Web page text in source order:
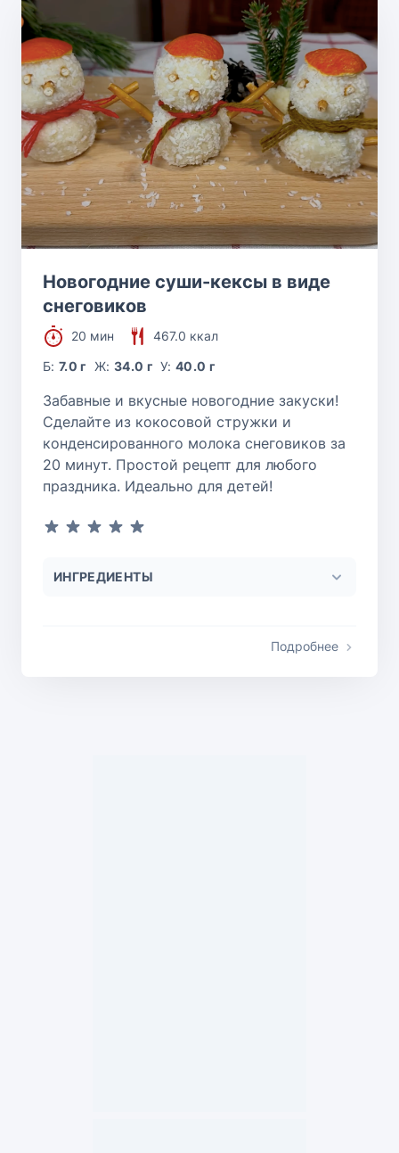
Новогодние суши-кексы в виде
снеговиков
20 мин
467.0 ккал
Б:7.0 г Ж: 34.0 г У:40.0 г
Забавные и вкусные новогодние закуски!
Сделайте из кокосовой стружки и
конденсированного молока снеговиков за
20 минут. Простой рецепт для любого
праздника. Идеально для детей!
ИНГРЕДИЕНТЫ
Подробнее